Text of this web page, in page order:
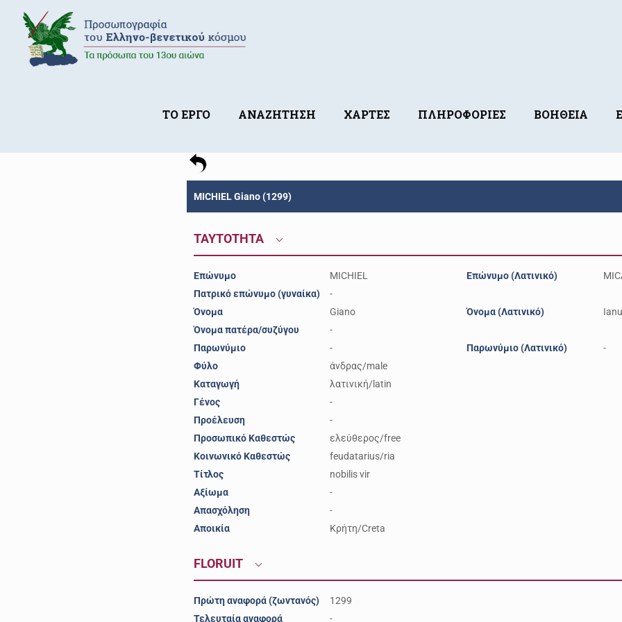
ΤΟ ΕΡΓΟ ΑΝΑΖΗΤΗΣΗ ΧΑΡΤΕΣ ΠΛΗΡΟΦΟΡΙΕΣ ΒΟΗΘΕΙΑ
MICHIEL Giano (1299)
ΤΑΥΤΟΤΗΤΑ
Επώνυμο
MICHIEL
Πατρικό επώνυμο (γυναίκα)
-
Όνομα
Giano
Όνομα πατέρα/συζύγου
-
Παρωνύμιο
-
Φύλο
άνδρας/male
Καταγωγή
λατινική/latin
Γένος
-
Προέλευση
-
Προσωπικό Καθεστώς
ελεύθερος/free
Κοινωνικό Καθεστώς
feudatarius/ria
Τίτλος
nobilis vir
Αξίωμα
-
Απασχόληση
-
Αποικία
Κρήτη/Creta
Επώνυμο (Λατινικό)
Όνομα (Λατινικό)
Παρωνύμιο (Λατινικό) -
FLORUIT
Πρώτη αναφορά (ζωντανός)
1299
Τελευταία αναφορά
-